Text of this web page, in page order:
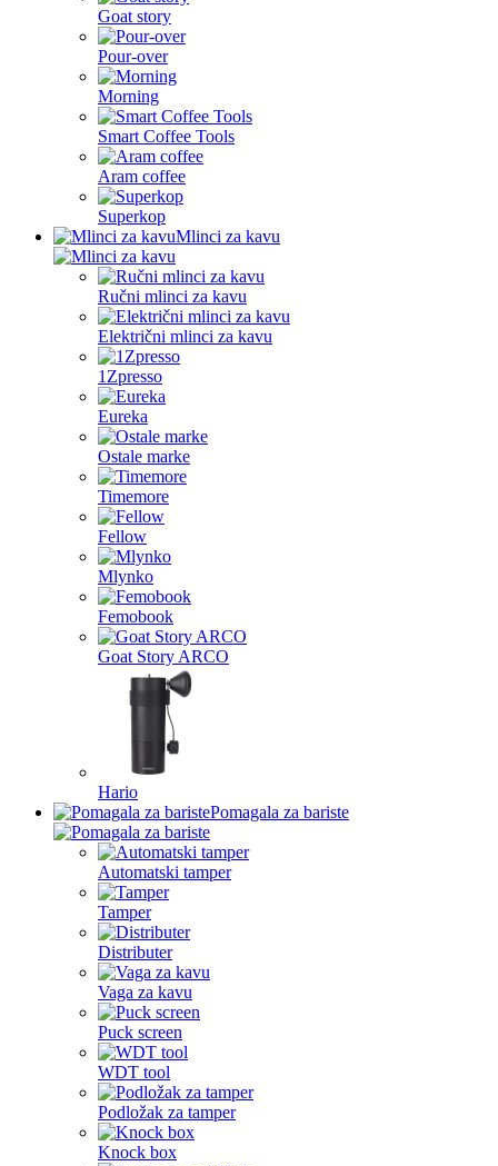
Goat story
Pour-over
Morning
Smart Coffee Tools
Aram coffee
Superkop
Mlinci za kavu
Ručni mlinci za kavu
Električni mlinci za kavu
1Zpresso
Eureka
Ostale marke
Timemore
Fellow
Mlynko
Femobook
Goat Story ARCO
Hario
Pomagala za bariste
Automatski tamper
Tamper
Distributer
Vaga za kavu
Puck screen
WDT tool
Podložak za tamper
Knock box